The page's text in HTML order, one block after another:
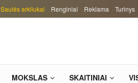
Saulės arkliukai Renginiai Reklama Turinys
MOKSLAS SKAITINIAI